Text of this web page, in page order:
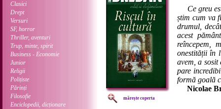
Clasici
Drept
Versuri
SF, horror
Thriller, aventuri
Trup, minte, spirit
Business - Economie
Junior
Religii
Polițiste
Părinți
Filosofie
Enciclopedii, dicționare
mărește coperta
Ce greu
știm cum va
drumul,
acest
reîncepem,
onestității în
avem, a
pare
formă goală
Nicolae